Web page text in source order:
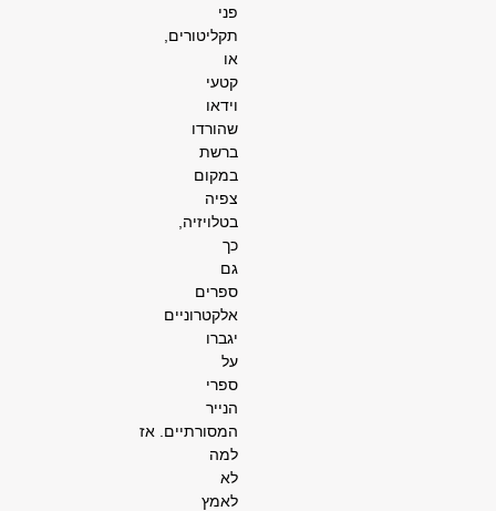
פני
תקליטורים,
או
קטעי
וידאו
שהורדו
ברשת
במקום
צפיה
בטלויזיה,
כך
גם
ספרים
אלקטרוניים
יגברו
על
ספרי
הנייר
המסורתיים. אז
למה
לא
לאמץ